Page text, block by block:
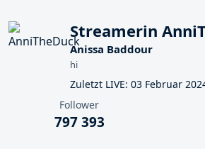
Streamerin
Anissa Baddour
hi
Zuletzt LIVE: 03 Februar
Follower
797 393